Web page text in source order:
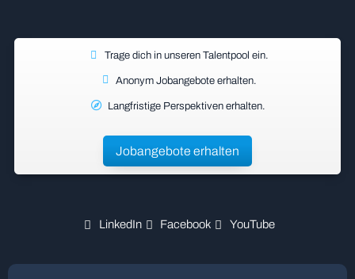
Trage dich in unseren Talentpool ein.
Anonym Jobangebote erhalten.
Langfristige Perspektiven erhalten.
Jobangebote erhalten
LinkedIn Facebook YouTube